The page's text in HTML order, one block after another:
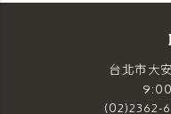
台北市大
(02)2362-